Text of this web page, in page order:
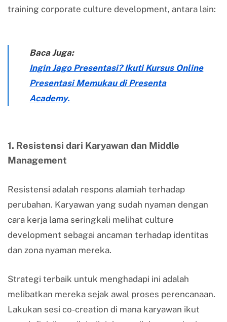
training corporate culture development, antara lain:
Baca Juga:
Ingin Jago Presentasi? Ikuti Kursus Online
Presentasi Memukau di Presenta
Academy.
1. Resistensi dari Karyawan dan Middle
Management
Resistensi adalah respons alamiah terhadap
perubahan. Karyawan yang sudah nyaman dengan
cara kerja lama seringkali melihat culture
development sebagai ancaman terhadap identitas
dan zona nyaman mereka.
Strategi terbaik untuk menghadapi ini adalah
melibatkan mereka sejak awal proses perencanaan.
Lakukan sesi co-creation di mana karyawan ikut